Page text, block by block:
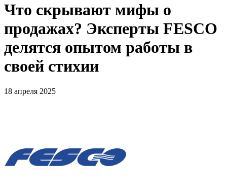
Что скрывают мифы о
продажах? Эксперты FESCO
делятся опытом работы в
своей стихии
18 апреля 2025